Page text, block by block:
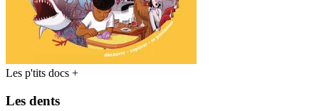
Les p'tits docs +
Les dents